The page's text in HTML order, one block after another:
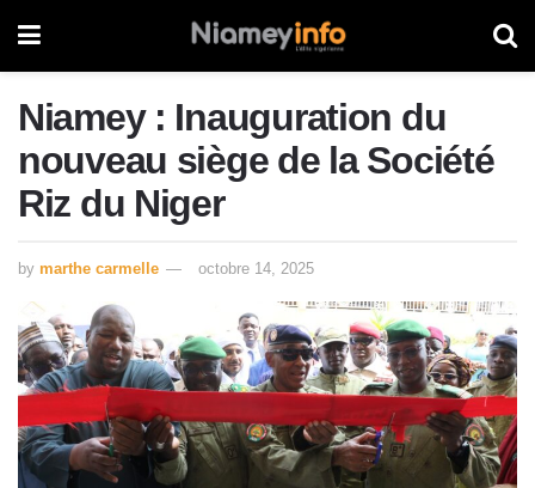
Niamey : Inauguration du
nouveau siège de la Société
Riz du Niger
by marthe carmelle octobre 14, 2025